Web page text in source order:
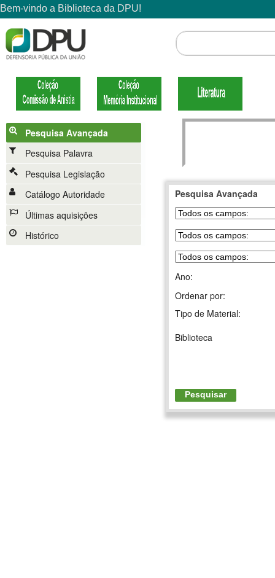
Pesquisa Avançada
Pesquisa Palavra
Pesquisa Legislação
Catálogo Autoridade
Últimas aquisições
Histórico
Pesquisa Avançada
Ano:
Ordenar por:
Tipo de Material:
Biblioteca
Pesquisar